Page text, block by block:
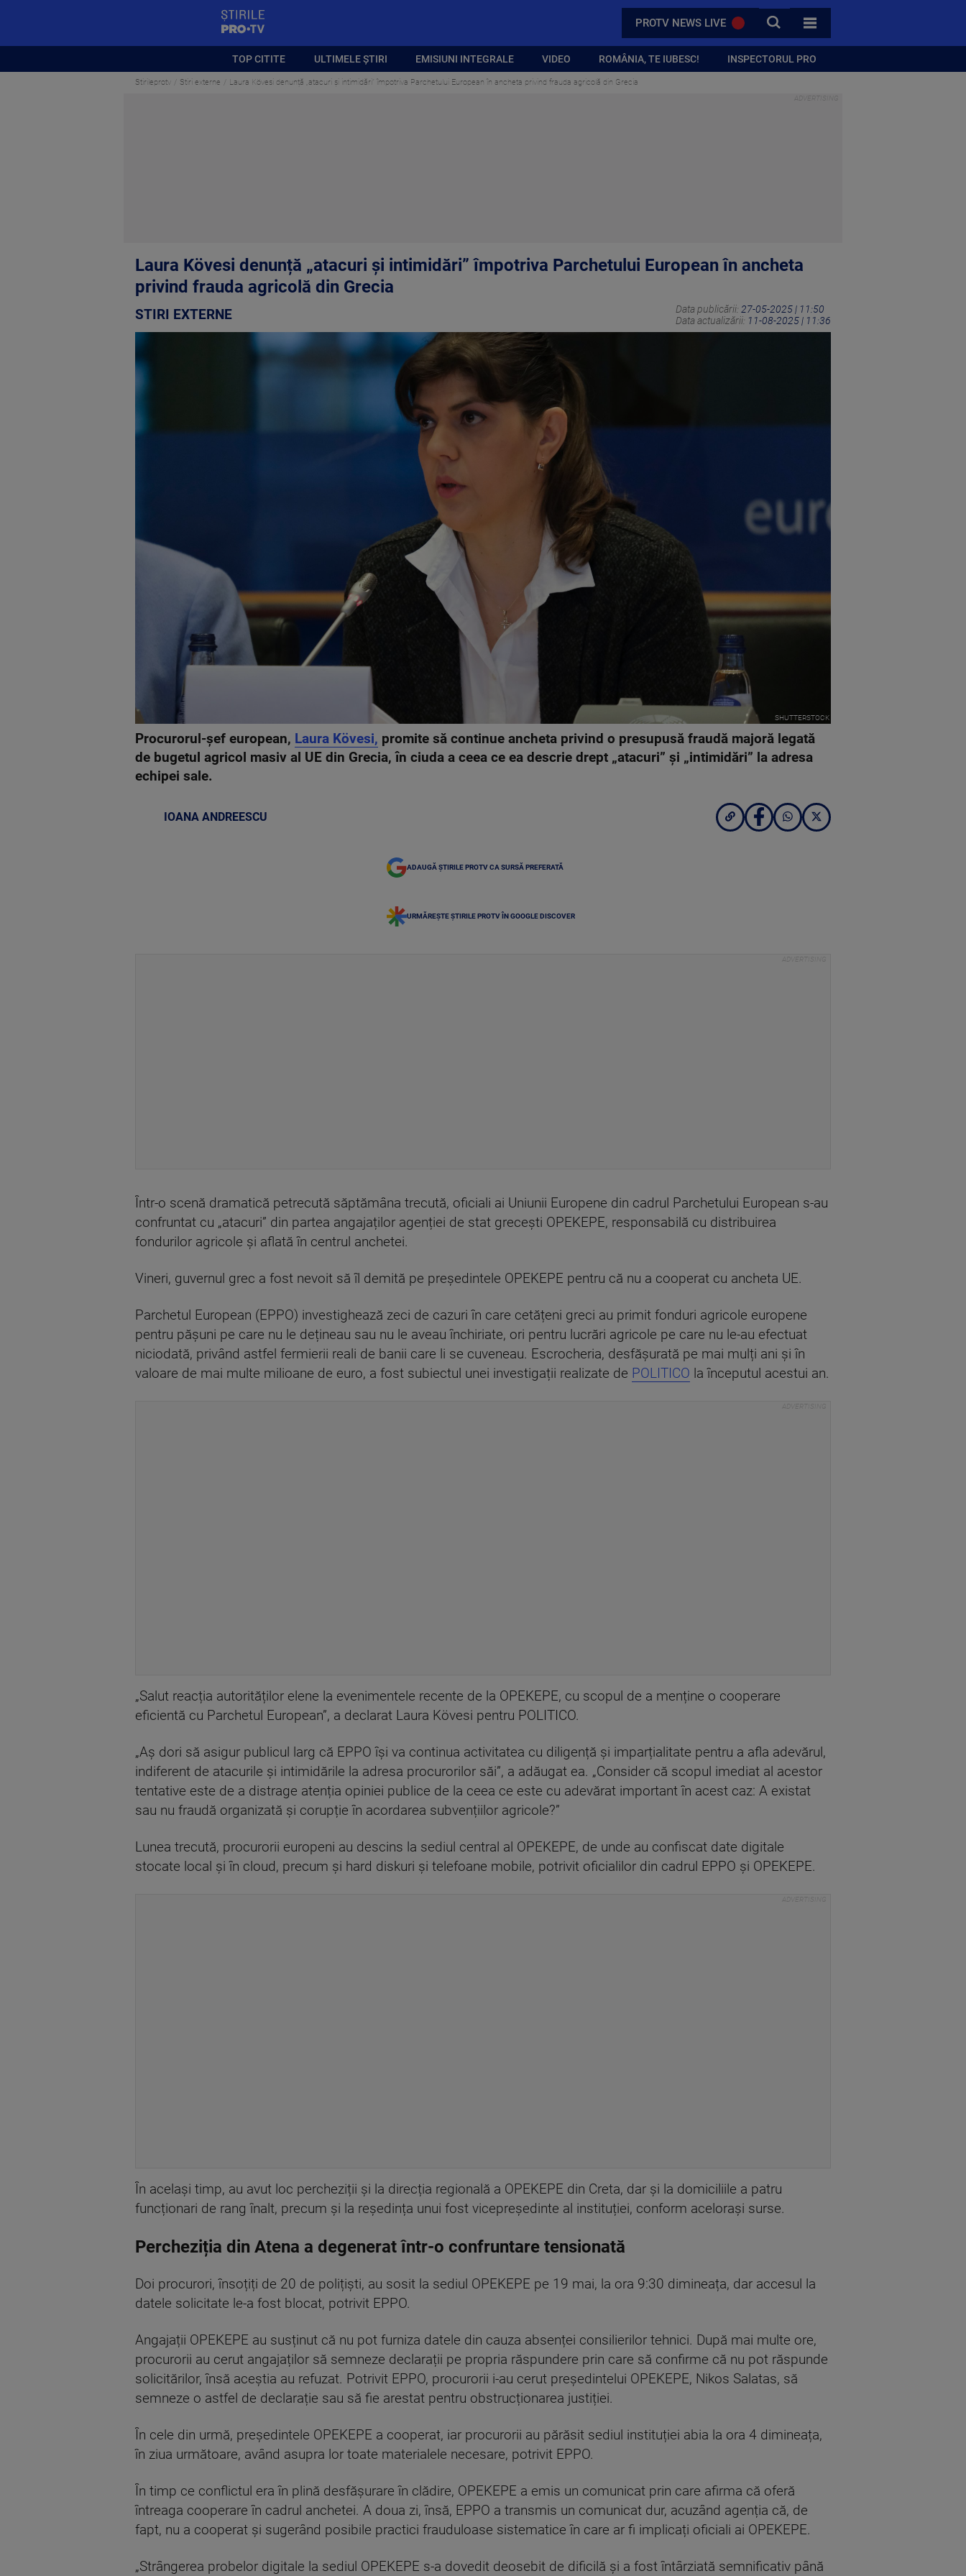
PROTV NEWS LIVE CAUTA
TOATE CATEGORIILE
TOP CITITE ULTIMELE ȘTIRI EMISIUNI INTEGRALE VIDEO ROMÂNIA, TE IUBESC! INSPECTORUL PRO
Stirileprotv Stiri externe Laura Kövesi denunță „atacuri și intimidări” împotriva Parchetului European în ancheta privind frauda agricolă din Grecia
Laura Kövesi denunță „atacuri și intimidări” împotriva Parchetului European în ancheta
privind frauda agricolă din Grecia
STIRI EXTERNE Data publicării: 27-05-2025 | 11:50
Data actualizării: 11-08-2025 | 11:36
SHUTTERSTOCK
Procurorul-șef european, Laura Kövesi, promite să continue ancheta privind o presupusă fraudă majoră legată
de bugetul agricol masiv al UE din Grecia, în ciuda a ceea ce ea descrie drept „atacuri” și „intimidări” la adresa
echipei sale.
IOANA ANDREESCU
ADAUGĂ ȘTIRILE PROTV CA SURSĂ PREFERATĂ
URMĂREȘTE ȘTIRILE PROTV ÎN GOOGLE DISCOVER
Într-o scenă dramatică petrecută săptămâna trecută, oficiali ai Uniunii Europene din cadrul Parchetului European s-au
confruntat cu „atacuri” din partea angajaților agenției de stat grecești OPEKEPE, responsabilă cu distribuirea
fondurilor agricole și aflată în centrul anchetei.
Vineri, guvernul grec a fost nevoit să îl demită pe președintele OPEKEPE pentru că nu a cooperat cu ancheta UE.
Parchetul European (EPPO) investighează zeci de cazuri în care cetățeni greci au primit fonduri agricole europene
pentru pășuni pe care nu le dețineau sau nu le aveau închiriate, ori pentru lucrări agricole pe care nu le-au efectuat
niciodată, privând astfel fermierii reali de banii care li se cuveneau. Escrocheria, desfășurată pe mai mulți ani și în
valoare de mai multe milioane de euro, a fost subiectul unei investigații realizate de POLITICO la începutul acestui an.
„Salut reacția autorităților elene la evenimentele recente de la OPEKEPE, cu scopul de a menține o cooperare
eficientă cu Parchetul European”, a declarat Laura Kövesi pentru POLITICO.
„Aș dori să asigur publicul larg că EPPO își va continua activitatea cu diligență și imparțialitate pentru a afla adevărul,
indiferent de atacurile și intimidările la adresa procurorilor săi”, a adăugat ea. „Consider că scopul imediat al acestor
tentative este de a distrage atenția opiniei publice de la ceea ce este cu adevărat important în acest caz: A existat
sau nu fraudă organizată și corupție în acordarea subvențiilor agricole?”
Lunea trecută, procurorii europeni au descins la sediul central al OPEKEPE, de unde au confiscat date digitale
stocate local și în cloud, precum și hard diskuri și telefoane mobile, potrivit oficialilor din cadrul EPPO și OPEKEPE.
În același timp, au avut loc percheziții și la direcția regională a OPEKEPE din Creta, dar și la domiciliile a patru
funcționari de rang înalt, precum și la reședința unui fost vicepreședinte al instituției, conform acelorași surse.
Percheziția din Atena a degenerat într-o confruntare tensionată
Doi procurori, însoțiți de 20 de polițiști, au sosit la sediul OPEKEPE pe 19 mai, la ora 9:30 dimineața, dar accesul la
datele solicitate le-a fost blocat, potrivit EPPO.
Angajații OPEKEPE au susținut că nu pot furniza datele din cauza absenței consilierilor tehnici. După mai multe ore,
procurorii au cerut angajaților să semneze declarații pe propria răspundere prin care să confirme că nu pot răspunde
solicitărilor, însă aceștia au refuzat. Potrivit EPPO, procurorii i-au cerut președintelui OPEKEPE, Nikos Salatas, să
semneze o astfel de declarație sau să fie arestat pentru obstrucționarea justiției.
În cele din urmă, președintele OPEKEPE a cooperat, iar procurorii au părăsit sediul instituției abia la ora 4 dimineața,
în ziua următoare, având asupra lor toate materialele necesare, potrivit EPPO.
În timp ce conflictul era în plină desfășurare în clădire, OPEKEPE a emis un comunicat prin care afirma că oferă
întreaga cooperare în cadrul anchetei. A doua zi, însă, EPPO a transmis un comunicat dur, acuzând agenția că, de
fapt, nu a cooperat și sugerând posibile practici frauduloase sistematice în care ar fi implicați oficiali ai OPEKEPE.
„Strângerea probelor digitale la sediul OPEKEPE s-a dovedit deosebit de dificilă și a fost întârziată semnificativ până